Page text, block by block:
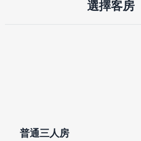
選擇客房
普通三人房